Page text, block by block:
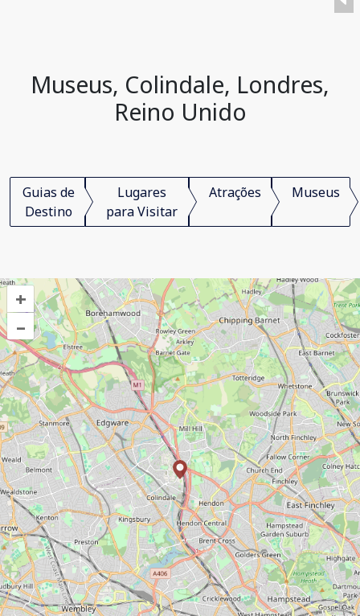
Museus, Colindale, Londres,
Reino Unido
Guias de
Destino
Lugares
para Visitar
Atrações Museus
+
–